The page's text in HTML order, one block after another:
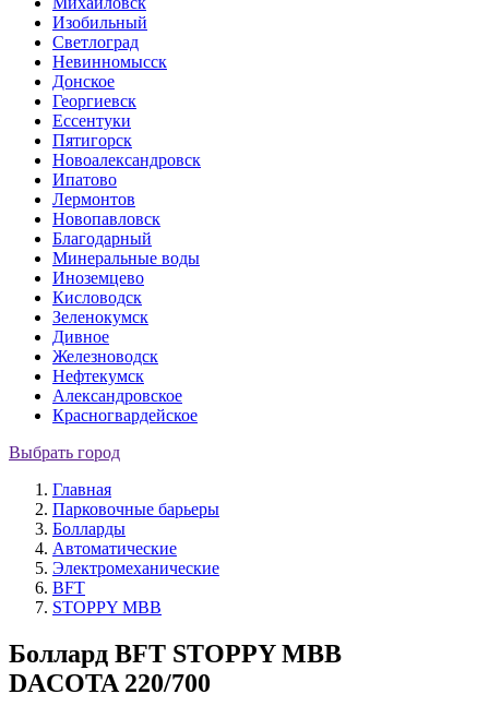
Изобильный
Светлоград
Невинномысск
Донское
Георгиевск
Ессентуки
Пятигорск
Новоалександровск
Ипатово
Лермонтов
Новопавловск
Благодарный
Минеральные воды
Иноземцево
Кисловодск
Зеленокумск
Дивное
Железноводск
Нефтекумск
Александровское
Красногвардейское
Выбрать город
Главная
Парковочные барьеры
Болларды
Автоматические
Электромеханические
BFT
STOPPY MBB
Боллард BFT STOPPY MBB
DACOTA 220/700